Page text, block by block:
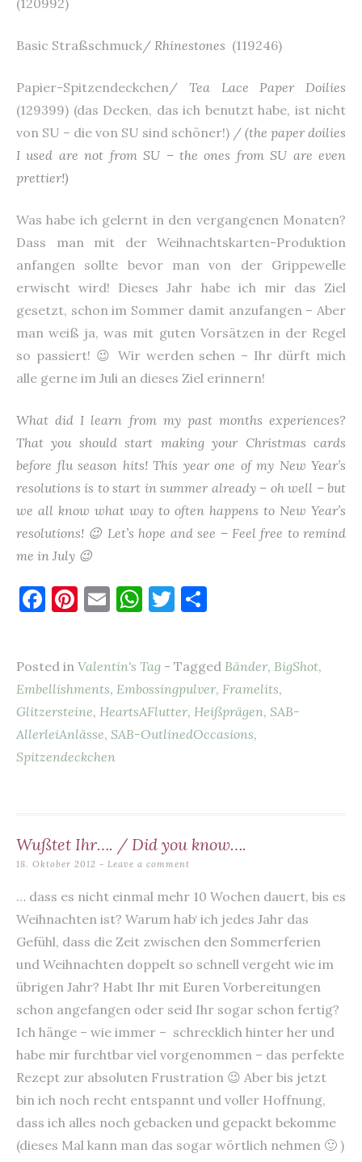
(120992)
Basic Straßschmuck/ Rhinestones (119246)
Papier-Spitzendeckchen/ Tea Lace Paper Doilies
(129399) (das Decken, das ich benutzt habe, ist nicht
von SU – die von SU sind schöner!) / (the paper doilies
I used are not from SU – the ones from SU are even
prettier!)
Was habe ich gelernt in den vergangenen Monaten?
Dass man mit der Weihnachtskarten-Produktion
anfangen sollte bevor man von der Grippewelle
erwischt wird! Dieses Jahr habe ich mir das Ziel
gesetzt, schon im Sommer damit anzufangen – Aber
man weiß ja, was mit guten Vorsätzen in der Regel
so passiert! 😉 Wir werden sehen – Ihr dürft mich
alle gerne im Juli an dieses Ziel erinnern!
What did I learn from my past months experiences?
That you should start making your Christmas cards
before flu season hits! This year one of my New Year’s
resolutions is to start in summer already – oh well – but
we all know what way to often happens to New Year’s
resolutions! 😉 Let’s hope and see – Feel free to remind
me in July 😉
F
e
b
o
o
Pi
es
t
E
l
W
s
A
p
T
te
r
n
Posted in Valentin's Tag - Tagged Bänder, BigShot,
Embellishments, Embossingpulver, Framelits,
Glitzersteine, HeartsAFlutter, Heißprägen, SAB-
AllerleiAnlässe, SAB-OutlinedOccasions,
Spitzendeckchen
Wußtet Ihr…. / Did you know….
18. Oktober 2012 Leave a comment
… dass es nicht einmal mehr 10 Wochen dauert, bis es
Weihnachten ist? Warum hab‘ ich jedes Jahr das
Gefühl, dass die Zeit zwischen den Sommerferien
und Weihnachten doppelt so schnell vergeht wie im
übrigen Jahr? Habt Ihr mit Euren Vorbereitungen
schon angefangen oder seid Ihr sogar schon fertig?
Ich hänge – wie immer – schrecklich hinter her und
habe mir furchtbar viel vorgenommen – das perfekte
Rezept zur absoluten Frustration 😉 Aber bis jetzt
bin ich noch recht entspannt und voller Hoffnung,
dass ich alles noch gebacken und gepackt bekomme
(dieses Mal kann man das sogar wörtlich nehmen 🙂 )